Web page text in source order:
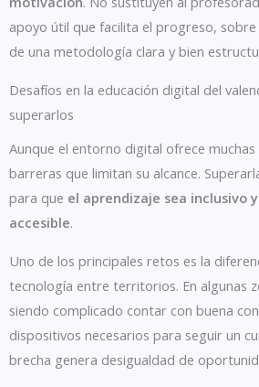
apoyo útil que facilita el progreso,
de una metodología clara y bien
Desafíos en la educación digital del
superarlos
Aunque el entorno digital ofrece
barreras que limitan su alcance.
para que el aprendizaje sea inclusivo
accesible.
Uno de los principales retos es la
tecnología entre territorios. En algunas
siendo complicado contar con buena
dispositivos necesarios para seguir un
brecha genera desigualdad de